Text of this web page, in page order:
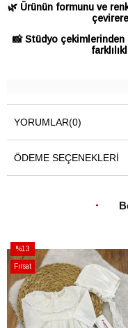
🌿 Ürünün formunu ve
📸 Stüdyo çekimlerinden
YORUMLAR(0)
ÖDEME SEÇENEKLERI
%13
İndirim
%13İndirim
Fırsat
Ürünü